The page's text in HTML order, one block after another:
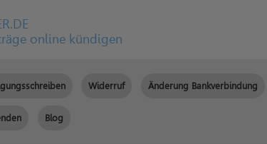
online kündigen
Widerruf Änderung Bankverbindung
Blog